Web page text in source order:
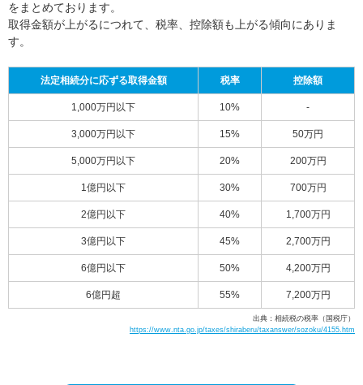
をまとめております。
取得金額が上がるにつれて、税率、控除額も上がる傾向にありま
す。
法定相続分に応ずる取得金額 税率 控除額
1,000万円以下 10% -
3,000万円以下 15% 50万円
5,000万円以下 20% 200万円
1億円以下 30% 700万円
2億円以下 40% 1,700万円
3億円以下 45% 2,700万円
6億円以下 50% 4,200万円
6億円超 55% 7,200万円
出典：相続税の税率（国税庁）
https://www.nta.go.jp/taxes/shiraberu/taxanswer/sozoku/4155.htm